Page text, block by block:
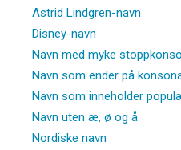
Astrid Lindgren-navn
Disney-navn
Navn med myke
Navn som ender på
Navn som inneholder
Navn uten æ, ø og å
Nordiske navn